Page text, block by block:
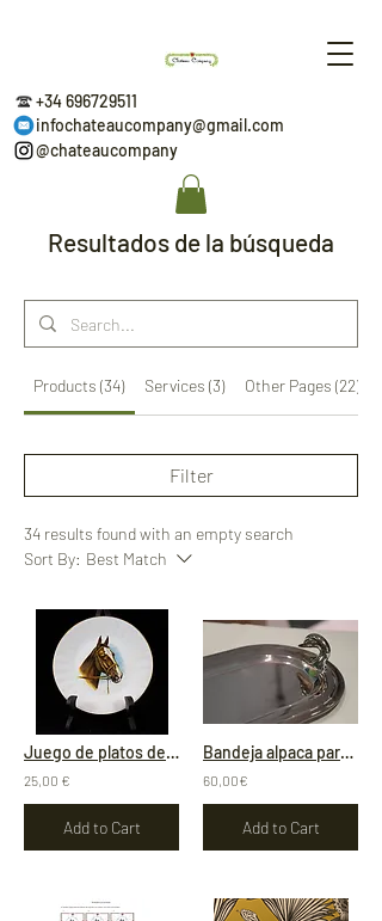
+34 696729511
infochateaucompany@gmail.com
@chateaucompany
Resultados de la búsqueda
Products (34) Services (3) Other Pages (22)
Filter
34 results found with an empty search
Sort By: Best Match
Juego de platos de merienda en porcelana
25,00 €
Add to Cart
Bandeja alpaca para foie grass
60,00€
Add to Cart